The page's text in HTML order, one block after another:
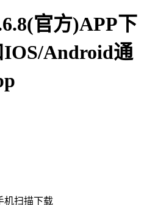
官方)APP下
Android通
机扫描下载